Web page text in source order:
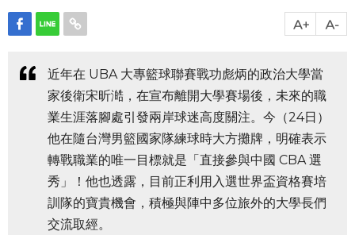
近年在 UBA 大專籃球聯賽戰功彪炳的政治大學當
家後衛宋昕澔，在宣布離開大學賽場後，未來的職
業生涯落腳處引發兩岸球迷高度關注。今（24日）
他在隨台灣男籃國家隊練球時大方攤牌，明確表示
轉戰職業的唯一目標就是「直接參與中國 CBA 選
秀」！他也透露，目前正利用入選世界盃資格賽培
訓隊的寶貴機會，積極與陣中多位旅外的大學長們
交流取經。